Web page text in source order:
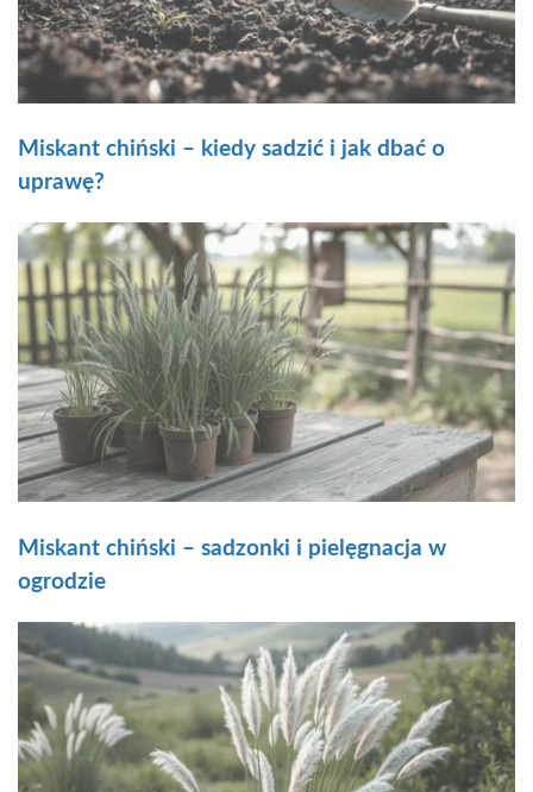
Miskant chiński – kiedy sadzić i jak dbać o
uprawę?
Miskant chiński – sadzonki i pielęgnacja w
ogrodzie